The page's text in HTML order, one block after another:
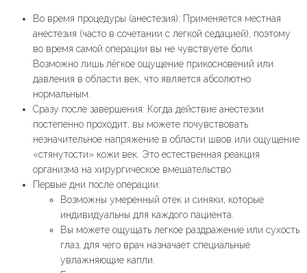
Во время процедуры (анестезия): Применяется местная
анестезия (часто в сочетании с легкой седацией), поэтому
во время самой операции вы не чувствуете боли.
Возможно лишь лёгкое ощущение прикосновений или
давления в области век, что является абсолютно
нормальным.
Сразу после завершения: Когда действие анестезии
постепенно проходит, вы можете почувствовать
незначительное напряжение в области швов или ощущение
«стянутости» кожи век. Это естественная реакция
организма на хирургическое вмешательство.
Первые дни после операции:
Возможны умеренный отек и синяки, которые
индивидуальны для каждого пациента.
Вы можете ощущать легкое раздражение или сухость
глаз, для чего врач назначает специальные
увлажняющие капли.